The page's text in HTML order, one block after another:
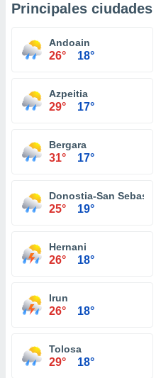
Principales ciudades
Andoain
26° 18°
Azpeitia
29° 17°
Bergara
31° 17°
Donostia-San Sebastián
25° 19°
Hernani
26° 18°
Irun
26° 18°
Tolosa
29° 18°